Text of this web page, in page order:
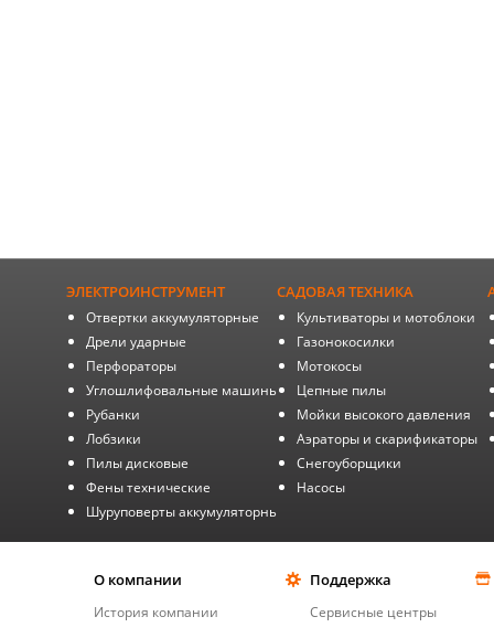
ЭЛЕКТРОИНСТРУМЕНТ
Отвертки аккумуляторные
Дрели ударные
Перфораторы
Углошлифовальные машины
Рубанки
Лобзики
Пилы дисковые
Фены технические
Шуруповерты аккумуляторные
САДОВАЯ ТЕХНИКА
Культиваторы и мотоблоки
Газонокосилки
Мотокосы
Цепные пилы
Мойки высокого давления
Аэраторы и скарификаторы
Снегоуборщики
Насосы
О компании
История компании
Поддержка
Сервисные центры